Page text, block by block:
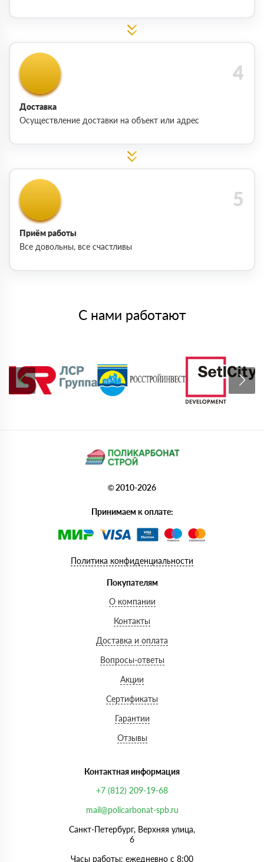
Доставка
Осуществление доставки на объект или адрес
Приём работы
Все довольны, все счастливы
С нами работают
© 2010-2026
Принимаем к оплате:
Политика конфиденциальности
Покупателям
О компании
Контакты
Доставка и оплата
Вопросы-ответы
Акции
Сертификаты
Гарантии
Отзывы
Контактная информация
+7 (812) 209-19-68
mail@policarbonat-spb.ru
Санкт-Петербург, Верхняя улица,
6
Часы работы: ежедневно с 8:00